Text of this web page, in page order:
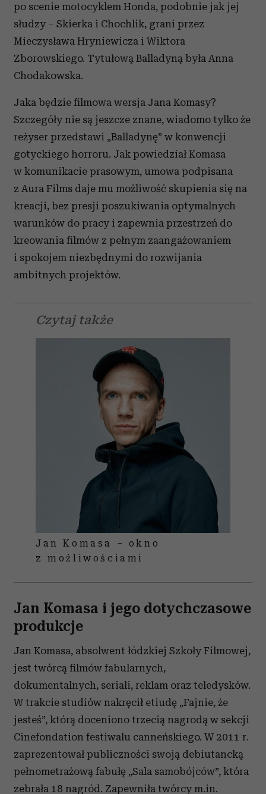
po scenie motocyklem Honda, podobnie jak jej
słudzy – Skierka i Chochlik, grani przez
Mieczysława Hryniewicza i Wiktora
Zborowskiego. Tytułową Balladyną była Anna
Chodakowska.
Jaka będzie filmowa wersja Jana Komasy?
Szczegóły nie są jeszcze znane, wiadomo tylko że
reżyser przedstawi „Balladynę” w konwencji
gotyckiego horroru. Jak powiedział Komasa
w komunikacie prasowym, umowa podpisana
z Aura Films daje mu możliwość skupienia się na
kreacji, bez presji poszukiwania optymalnych
warunków do pracy i zapewnia przestrzeń do
kreowania filmów z pełnym zaangażowaniem
i spokojem niezbędnymi do rozwijania
ambitnych projektów.
Czytaj także
Jan Komasa – okno
z możliwościami
Jan Komasa i jego dotychczasowe
produkcje
Jan Komasa, absolwent łódzkiej Szkoły Filmowej,
jest twórcą filmów fabularnych,
dokumentalnych, seriali, reklam oraz teledysków.
W trakcie studiów nakręcił etiudę „Fajnie, że
jesteś”, którą doceniono trzecią nagrodą w sekcji
Cinefondation festiwalu canneńskiego. W 2011 r.
zaprezentował publiczności swoją debiutancką
pełnometrażową fabułę „Sala samobójców”, która
zebrała 18 nagród. Zapewniła twórcy m.in.